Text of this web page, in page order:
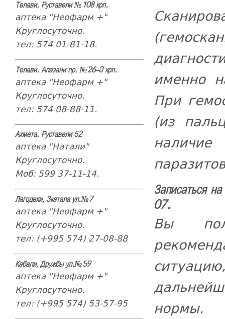
Телави. Руставели №108 крп.
аптека "Неофарм +"
Круглосуточно.
тел: 574 01-81-18.
Телави. Алазани пр. №26-ე крп.
аптека "Неофарм +"
Круглосуточно.
тел: 574 08-88-11.
Ахмета. Руставели 52
аптека "Натали"
Круглосуточно.
Моб: 599 37-11-14.
Лагодехи, Зкатала ул.№7
аптека "Неофарм +"
Круглосуточно.
тел: (+995 574) 27-08-88
Кабали, Дружбы ул.№59
аптека "Неофарм +"
Круглосуточно.
тел: (+995 574) 53-57-95
именно
При
(из
Записаться
07.
Вы
нормы.